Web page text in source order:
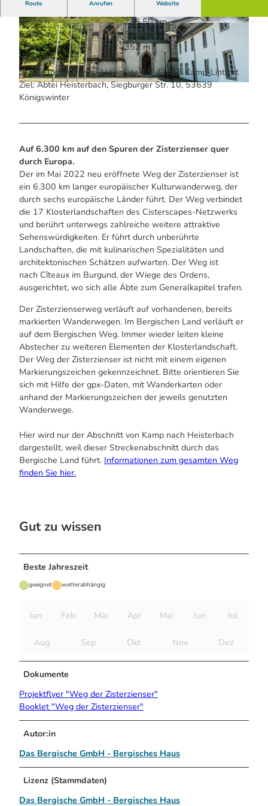
© Dominik Ketz | KI-optimiert |CC-BY-SA
© David Bosbach | KI-optimiert | CC-BY-SA © Dominik Ketz | KI-optimiert
Route Anrufen Website
83:55 h
295,50 km
5.948 m
5.844 m
19 m
352 m
333 m
Start: Kloster Kamp, Abteiplatz 13, 47475 Kamp-Lintfort
Ziel: Abtei Heisterbach, Siegburger Str. 10, 53639
Königswinter
Auf 6.300 km auf den Spuren der Zisterzienser quer
durch Europa.
Der im Mai 2022 neu eröffnete Weg der Zisterzienser ist
ein 6.300 km langer europäischer Kulturwanderweg, der
durch sechs europäische Länder führt. Der Weg verbindet
die 17 Klosterlandschaften des Cisterscapes-Netzwerks
und berührt unterwegs zahlreiche weitere attraktive
Sehenswürdigkeiten. Er führt durch unberührte
Landschaften, die mit kulinarischen Spezialitäten und
architektonischen Schätzen aufwarten. Der Weg ist
nach Cîteaux im Burgund, der Wiege des Ordens,
ausgerichtet, wo sich alle Äbte zum Generalkapitel trafen.
Der Zisterzienserweg verläuft auf vorhandenen, bereits
markierten Wanderwegen. Im Bergischen Land verläuft er
auf dem Bergischen Weg. Immer wieder leiten kleine
Abstecher zu weiteren Elementen der Klosterlandschaft.
Der Weg der Zisterzienser ist nicht mit einem eigenen
Markierungszeichen gekennzeichnet. Bitte orientieren Sie
sich mit Hilfe der gpx-Daten, mit Wanderkarten oder
anhand der Markierungszeichen der jeweils genutzten
Wanderwege.
Hier wird nur der Abschnitt von Kamp nach Heisterbach
dargestellt, weil dieser Streckenabschnitt durch das
Bergische Land führt. Informationen zum gesamten Weg
finden Sie hier.
Gut zu wissen
Beste Jahreszeit
geeignet wetterabhängig
Jan Feb Mär Apr Mai Jun Jul
Aug Sep Okt Nov Dez
Dokumente
Projektflyer "Weg der Zisterzienser"
Booklet "Weg der Zisterzienser"
Autor:in
Das Bergische GmbH - Bergisches Haus
Lizenz (Stammdaten)
Das Bergische GmbH - Bergisches Haus